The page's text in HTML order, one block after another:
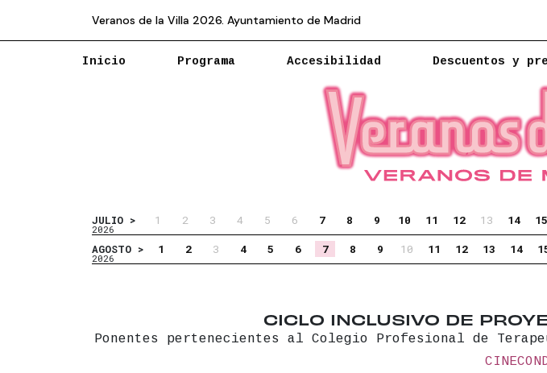
Veranos de la Villa 2026. Ayuntamiento de Madrid
Inicio Programa Accesibilidad Descuentos y
JULIO >
2026
1 2 3 4 5 6 7 8 9 10 11 12 13 14 15
AGOSTO >
2026
1 2 3 4 5 6 7 8 9 10 11 12 13 14
CICLO INCLUSIVO DE
Ponentes pertenecientes al Colegio Profesional de
CINE